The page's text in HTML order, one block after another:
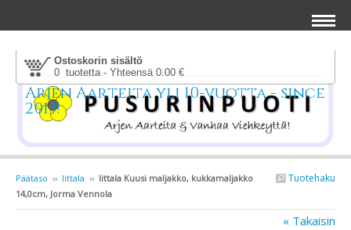
Ostoskorin sisältö
0 tuotetta - Yhteensä 0.00 €
Arjen Aarteita yli 10-vuotta - since
2013!
Tuotehaku
Päätaso ›› Iittala ›› Iittala Kuusi maljakko, kukkamaljakko
14,0cm, Jorma Vennola
« Takaisin